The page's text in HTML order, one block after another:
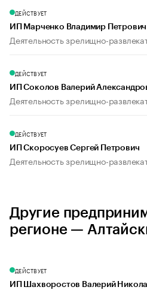
ДЕЙСТВУЕТ
ИП Марченко Владимир Петрович
Деятельность зрелищно-
ДЕЙСТВУЕТ
ИП Соколов Валерий
Деятельность зрелищно-
ДЕЙСТВУЕТ
ИП Скоросуев Сергей Петрович
Деятельность зрелищно-
Другие
регионе —
ДЕЙСТВУЕТ
ИП Шахворостов Валерий